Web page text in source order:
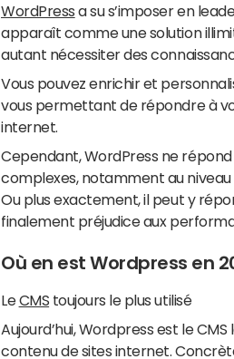
WordPress a su s’imposer en
apparaît comme une solution
autant nécessiter des
Vous pouvez enrichir et
vous permettant de répondre à
internet.
Cependant, WordPress ne
complexes, notamment au
Ou plus exactement, il peut y
finalement préjudice aux
Où en est Wordpress en
LeCMS toujours le plus utilisé
Aujourd’hui, Wordpress est le
contenu de sites internet.